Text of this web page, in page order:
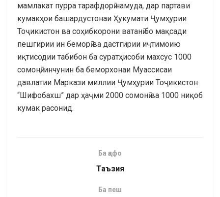
мамлакат пурра тарафдорӣ намуда, дар партави
кумакҳои башардустонаи Ҳукумати Ҷумҳурии
Тоҷикистон ва соҳибкорони ватанӣ бо мақсади
пешгирии ин беморӣ ва дастгирии иҷтимоию
иқтисодии табибон ба суратҳисоби махсус 1000
сомонӣ, инчунин ба беморхонаи Муассисаи
давлатии Маркази миллии Ҷумҳурии Тоҷикистон
“Шифобахш” дар ҳаҷми 2000 сомонӣ ва 1000 ниқоб
кумак расонид.
Ба қафо
Таъзия
Ба пеш